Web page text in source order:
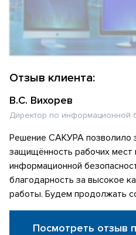
Отзыв клиента:
В.С. Вихорев
Директор по информационной
Решение САКУРА позволило
защищённость рабочих мест
информационной
благодарность за высокое
работы. Будем продолжать
Посмотреть отзыв